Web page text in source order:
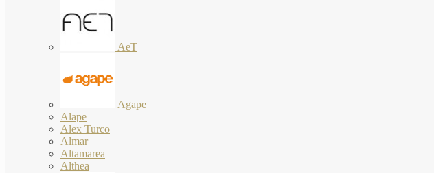
AeT
Agape
Alape
Alex Turco
Almar
Altamarea
Althea